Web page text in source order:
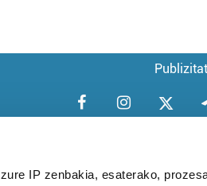
IP zenbakia, esaterako,